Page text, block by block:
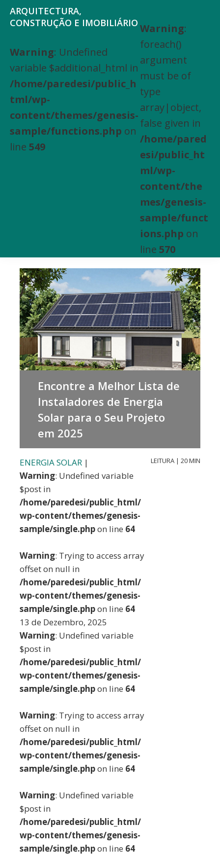
Saltar
para
menu
principal
Skip
content
ARQUITECTURA,
CONSTRUÇÃO E IMOBILIÁRIO
Engenharia
Civil,
Actividades
especializadas
de
construção,
Arrendamento
de
Bens
Imóveis
Warning: Undefined
variable $additional_html in
/home/paredesi/public_h
tml/wp-
content/themes/genesis-
sample/functions.php on
line 549
Warning:
foreach()
argument
must be of
type
array|object,
false given in
/home/pared
esi/public_ht
ml/wp-
content/the
mes/genesis-
sample/funct
ions.php on
line570
Encontre a Melhor Lista de
Instaladores de Energia
Solar para o Seu Projeto
em 2025
ENERGIA SOLAR |
Warning: Undefined variable
$post in
/home/paredesi/public_html/
wp-content/themes/genesis-
sample/single.phpon line 64
Warning: Trying to access array
offset on null in
/home/paredesi/public_html/
wp-content/themes/genesis-
sample/single.phpon line 64
13 de Dezembro, 2025
Warning: Undefined variable
$post in
/home/paredesi/public_html/
wp-content/themes/genesis-
sample/single.phpon line 64
Warning: Trying to access array
offset on null in
/home/paredesi/public_html/
wp-content/themes/genesis-
sample/single.phpon line 64
Warning: Undefined variable
$post in
/home/paredesi/public_html/
wp-content/themes/genesis-
sample/single.phpon line 64
LEITURA | 20 MIN